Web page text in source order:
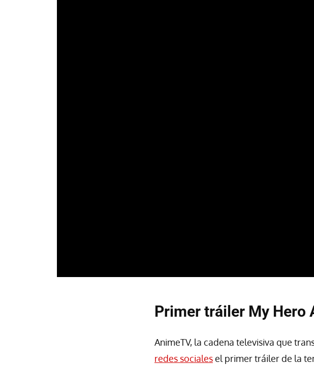
Primer tráiler My Hero
AnimeTV, la cadena televisiva que
redes socialesel primer tráiler de la